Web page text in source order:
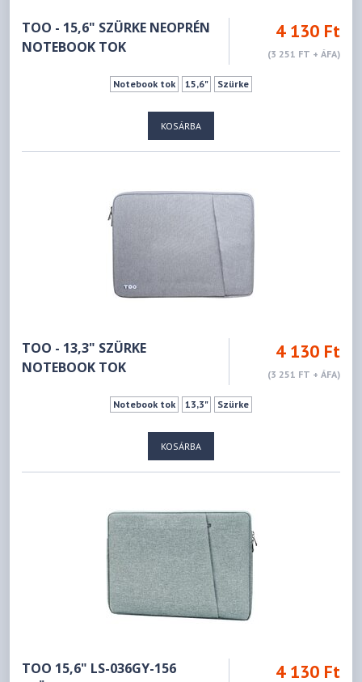
TOO - 15,6" SZÜRKE NEOPRÉN
NOTEBOOK TOK
4 130 Ft
(3 251 FT + ÁFA)
Notebook tok 15,6" Szürke
KOSÁRBA
TOO - 13,3" SZÜRKE
NOTEBOOK TOK
4 130 Ft
(3 251 FT + ÁFA)
Notebook tok 13,3" Szürke
KOSÁRBA
TOO 15,6" LS-036GY-156
4 130 Ft